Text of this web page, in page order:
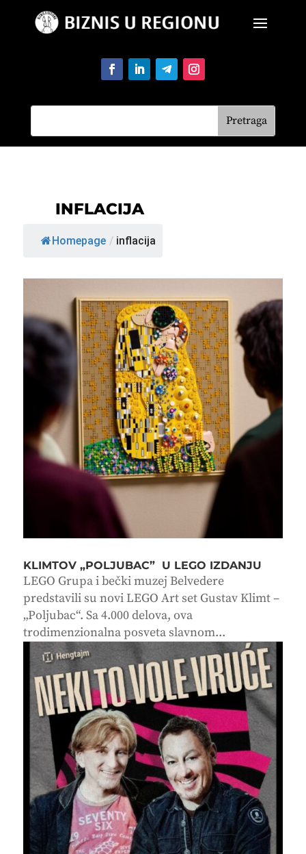
INFLACIJA
Homepage / inflacija
KLIMTOV „POLJUBAC” U LEGO IZDANJU
LEGO Grupa i bečki muzej Belvedere
predstavili su novi LEGO Art set Gustav Klimt –
„Poljubac“. Sa 4.000 delova, ova
trodimenzionalna posveta slavnom...